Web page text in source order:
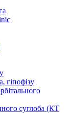
гіпофізу
суглоба (КТ